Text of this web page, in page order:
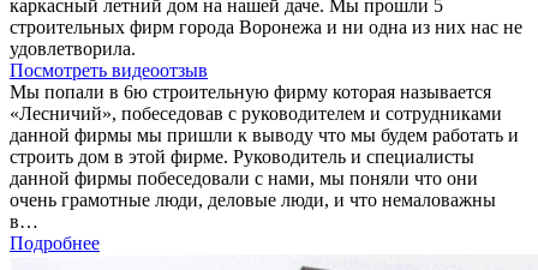
каркасный летний дом на нашей даче. Мы прошли 5
строительных фирм города Воронежа и ни одна из них нас не
удовлетворила.
Посмотреть видеоотзыв
Мы попали в 6ю строительную фирму которая называется
«Лесничий», побеседовав с руководителем и сотрудниками
данной фирмы мы пришли к выводу что мы будем работать и
строить дом в этой фирме. Руководитель и специалисты
данной фирмы побеседовали с нами, мы поняли что они
очень грамотные люди, деловые люди, и что немаловажны
в…
Подробнее